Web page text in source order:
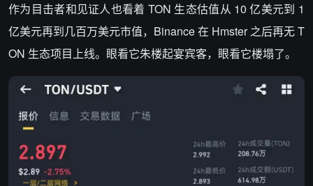
作为目击者和见证人也看着 TON 生态估值从 10 亿美元到 1
亿美元再到几百万美元市值，Binance 在 Hmster 之后再无 T
ON 生态项目上线。眼看它朱楼起宴宾客，眼看它楼塌了。